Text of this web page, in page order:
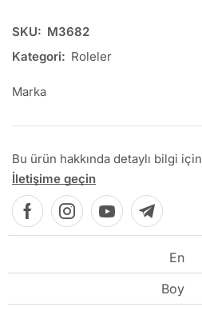
SKU: M3682
Kategori: Roleler
Marka
Bu ürün hakkında detaylı bilgi için
İletişime geçin
En
Boy